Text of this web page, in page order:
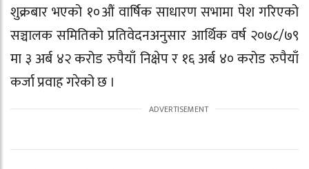
शुक्रबार भएको १०औं वार्षिक साधारण सभामा पेश गरिएको
सञ्चालक समितिको प्रतिवेदनअनुसार आर्थिक वर्ष २०७८/७९
मा ३ अर्ब ४२ करोड रुपैयाँ निक्षेप र १६ अर्ब ४० करोड रुपैयाँ
कर्जा प्रवाह गरेको छ ।